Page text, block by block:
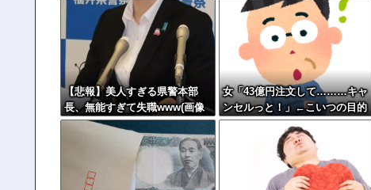
【悲報】美人すぎる県警本部
長、無能すぎて失職www(画像
あり)
女「43億円注文して………キャ
ンセルっと！」←こいつの目的